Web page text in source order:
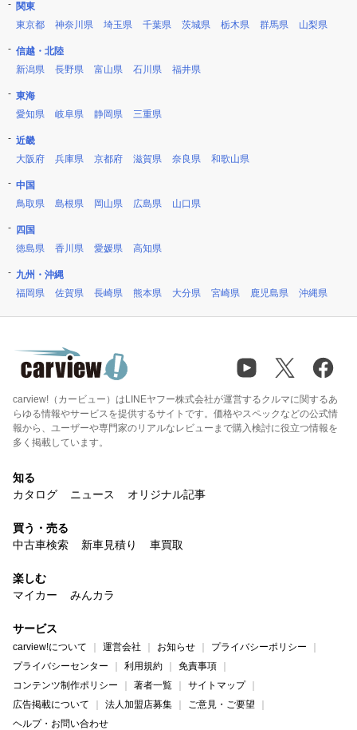
関東
東京都
神奈川県 埼玉県 千葉県 茨城県 栃木県 群馬県 山梨県
信越・北陸
新潟県
長野県 富山県 石川県 福井県
東海
愛知県
岐阜県 静岡県 三重県
近畿
大阪府
兵庫県 京都府 滋賀県 奈良県 和歌山県
中国
鳥取県
島根県 岡山県 広島県 山口県
四国
徳島県
香川県 愛媛県 高知県
九州・沖縄
福岡県
佐賀県 長崎県 熊本県 大分県 宮崎県 鹿児島県 沖縄県
carview!（カービュー）はLINEヤフー株式会社が運営するクルマに関するあ
らゆる情報やサービスを提供するサイトです。価格やスペックなどの公式情
報から、ユーザーや専門家のリアルなレビューまで購入検討に役立つ情報を
多く掲載しています。
知る
カタログ
ニュース オリジナル記事
買う・売る
中古車検索
新車見積り 車買取
楽しむ
マイカー
みんカラ
サービス
carview!について 運営会社 お知らせ
プライバシーポリシー
プライバシーセンター
利用規約
免責事項
コンテンツ制作ポリシー
著者一覧
サイトマップ
広告掲載について
法人加盟店募集
ご意見・ご要望
ヘルプ・お問い合わせ